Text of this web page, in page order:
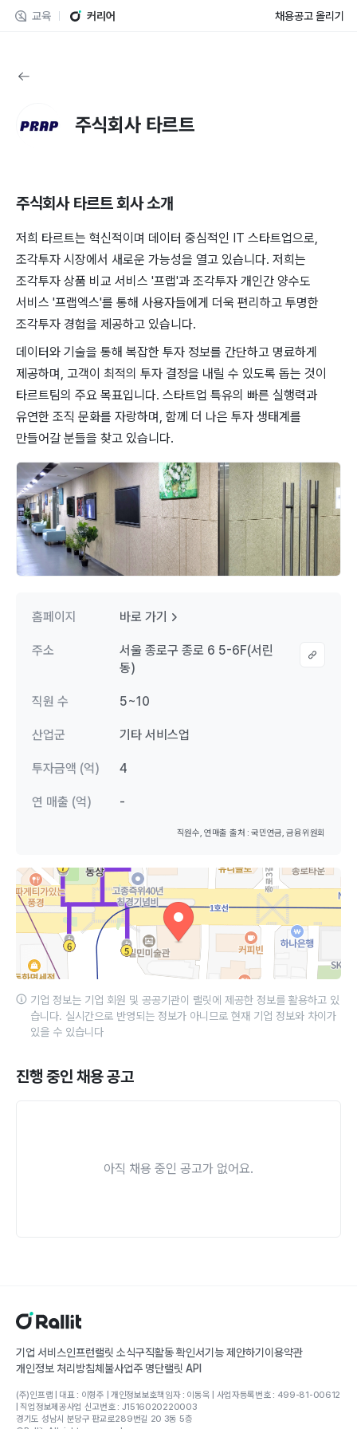
교육 커리어 채용공고 올리기
주식회사 타르트
주식회사 타르트회사 소개
저희 타르트는 혁신적이며 데이터 중심적인 IT 스타트업으로,
조각투자 시장에서 새로운 가능성을 열고 있습니다. 저희는
조각투자 상품 비교 서비스 '프랩'과 조각투자 개인간 양수도
서비스 '프랩엑스'를 통해 사용자들에게 더욱 편리하고 투명한
조각투자 경험을 제공하고 있습니다.
데이터와 기술을 통해 복잡한 투자 정보를 간단하고 명료하게
제공하며, 고객이 최적의 투자 결정을 내릴 수 있도록 돕는 것이
타르트팀의 주요 목표입니다. 스타트업 특유의 빠른 실행력과
유연한 조직 문화를 자랑하며, 함께 더 나은 투자 생태계를
만들어갈 분들을 찾고 있습니다.
홈페이지 바로 가기
주소
서울 종로구 종로 6 5-6F(서린
동)
직원 수 5~10
산업군 기타 서비스업
투자금액 (억) 4
연 매출 (억) -
직원수, 연매출 출처 : 국민연금, 금융위원회
기업 정보는 기업 회원 및 공공기관이 랠릿에 제공한 정보를 활용하고 있
습니다. 실시간으로 반영되는 정보가 아니므로 현재 기업 정보와 차이가
있을 수 있습니다
진행 중인 채용 공고
아직 채용 중인 공고가 없어요.
기업 서비스인프런랠릿 소식구직활동 확인서기능 제안하기 이용약관
개인정보 처리방침체불사업주 명단랠릿 API
(주)인프랩 | 대표 : 이형주 | 개인정보보호책임자 : 이동욱 | 사업자등록번호 : 499-81-00612
| 직업정보제공사업 신고번호 : J1516020220003
경기도 성남시 분당구 판교로289번길 20 3동 5층